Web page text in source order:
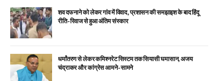
शव दफनाने को लेकर गांव में विवाद, प्रशासन की समझाइश के बाद हिंदू
रीति-रिवाज से हुआ अंतिम संस्कार
धर्मांतरण से लेकर कमिश्नरेट सिस्टम तक सियासी घमासान, अजय
चंद्राकर और कांग्रेस आमने-सामने